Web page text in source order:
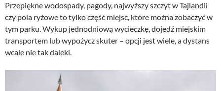
Przepiękne wodospady, pagody, najwyższy szczyt w Tajlandii
czy pola ryżowe to tylko część miejsc, które można zobaczyć w
tym parku. Wykup jednodniową wycieczkę, dojedź miejskim
transportem lub wypożycz skuter – opcji jest wiele, a dystans
wcale nie tak daleki.